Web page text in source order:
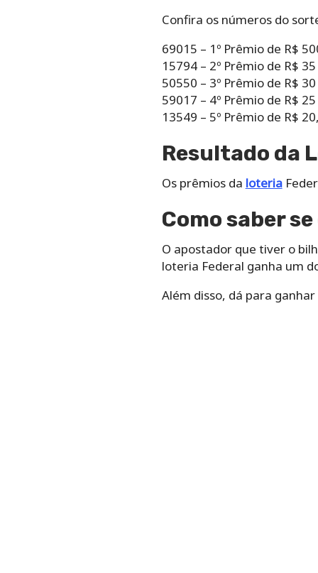
Confira os números do
69015 – 1º Prêmio de R$
15794 – 2º Prêmio de R$
50550 – 3º Prêmio de R$
59017 – 4º Prêmio de R$
13549 – 5º Prêmio de R$
Resultado da
Os prêmios da loteria
Como saber
O apostador que tiver o
loteria Federal ganha um
Além disso, dá para